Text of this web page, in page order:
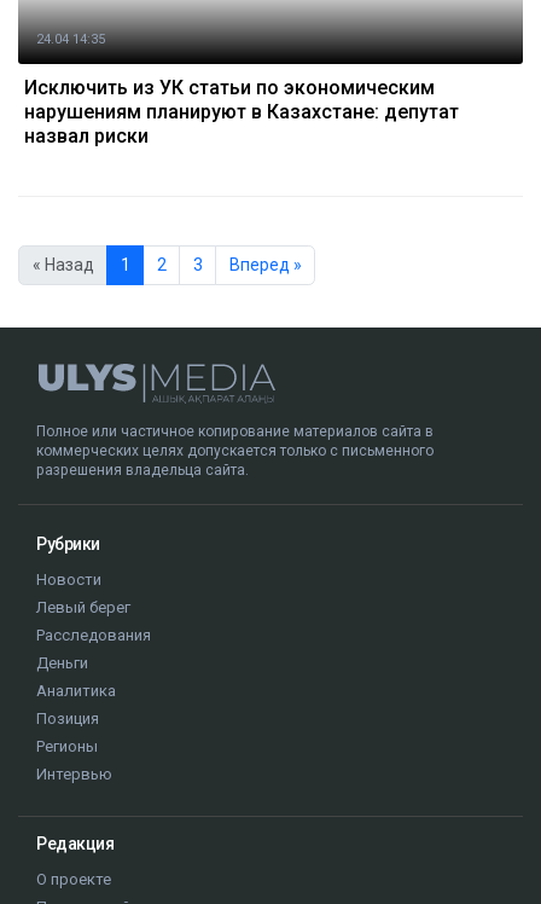
24.04 14:35
Исключить из УК статьи по экономическим
нарушениям планируют в Казахстане: депутат
назвал риски
« Назад 1 2 3 Вперед »
Полное или частичное копирование материалов сайта в
коммерческих целях допускается только с письменного
разрешения владельца сайта.
Рубрики
Новости
Левый берег
Расследования
Деньги
Аналитика
Позиция
Регионы
Интервью
Редакция
О проекте